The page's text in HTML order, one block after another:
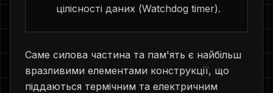
цілісності даних (Watchdog timer).
Саме силова частина та пам'ять є найбільш
вразливими елементами конструкції, що
піддаються термічним та електричним